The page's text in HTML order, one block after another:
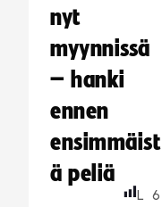
nyt
myynnissä
– hanki
ennen
ensimmäist
ä peliä
L 6